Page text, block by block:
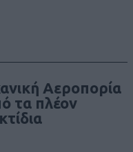
Αεροπορία
τα πλέον